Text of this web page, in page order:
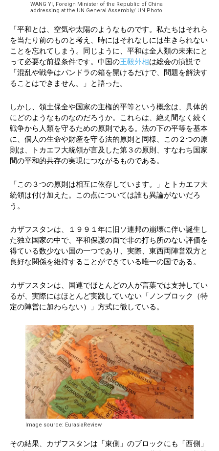
WANG YI, Foreign Minister of the Republic of China
addressing at the UN General Assembly/ UN Photo.
「平和とは、空気や太陽のようなものです。私たちはそれら
を当たり前のものと考え、時にはそれなしには生きられない
ことを忘れてしまう。同じように、平和は全人類の未来にと
って必要な前提条件です。中国の王毅外相は総会の演説で
「混乱や戦争はパンドラの箱を開けるだけで、問題を解決す
ることはできません。」と語った。
しかし、領土保全や国家の主権的平等という概念は、具体的
にどのようなものなのだろうか。これらは、絶え間なく続く
戦争から人類を守るための原則である。法の下の平等を基本
に、個人の生命や財産を守る法的原則と同様、この２つの原
則は、トカエフ大統領が言及した第３の原則、すなわち国家
間の平和的共存の実現につながるものである。
「この３つの原則は相互に依存しています。」とトカエフ大
統領は付け加えた。この点については誰も異論がないだろ
う。
カザフスタンは、１９９１年に旧ソ連邦の崩壊に伴い誕生し
た独立国家の中で、平和保護の面で非の打ち所のない評価を
得ている数少ない国の一つであり、実際、東西両陣営双方と
良好な関係を維持することができている唯一の国である。
カザフスタンは、国連でほとんどの人が言葉では支持してい
るが、実際にはほとんど実践していない「ノンブロック（特
定の陣営に加わらない）」方式に徹している。
Image source: EurasiaReview
その結果、カザフスタンは「東側」のブロックにも「西側」